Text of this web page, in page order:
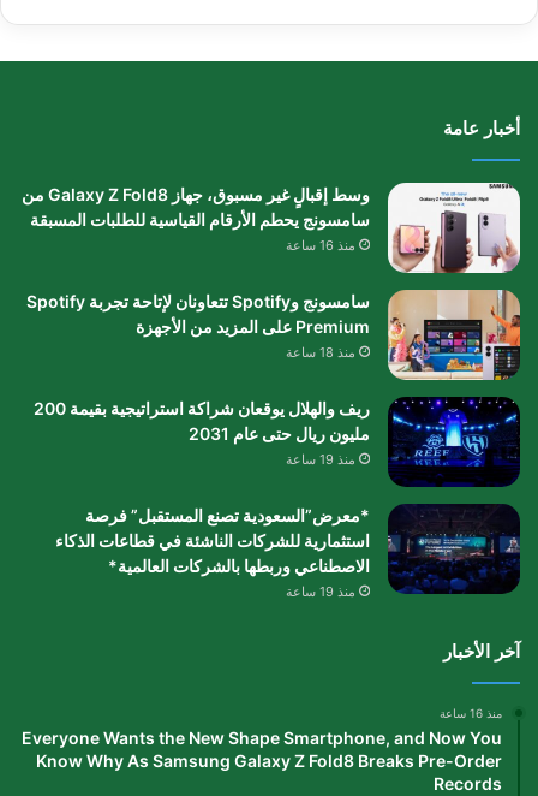
أخبار عامة
وسط إقبالٍ غير مسبوق، جهاز Galaxy Z Fold8 من
سامسونج يحطم الأرقام القياسية للطلبات المسبقة
منذ 16 ساعة
سامسونج وSpotify تتعاونان لإتاحة تجربة Spotify
Premium على المزيد من الأجهزة
منذ 18 ساعة
ريف والهلال يوقعان شراكة استراتيجية بقيمة 200
مليون ريال حتى عام 2031
منذ 19 ساعة
*معرض”السعودية تصنع المستقبل” فرصة
استثمارية للشركات الناشئة في قطاعات الذكاء
الاصطناعي وربطها بالشركات العالمية*
منذ 19 ساعة
آخر الأخبار
منذ 16 ساعة
Everyone Wants the New Shape Smartphone, and Now You
Know Why As Samsung Galaxy Z Fold8 Breaks Pre-Order
Records